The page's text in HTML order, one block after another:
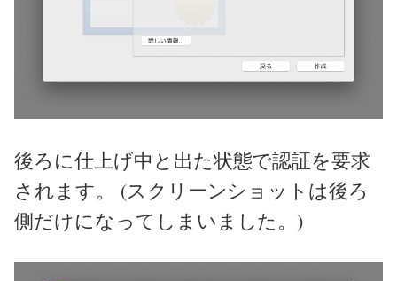
後ろに仕上げ中と出た状態で認証を要求
されます。 (スクリーンショットは後ろ
側だけになってしまいました。)